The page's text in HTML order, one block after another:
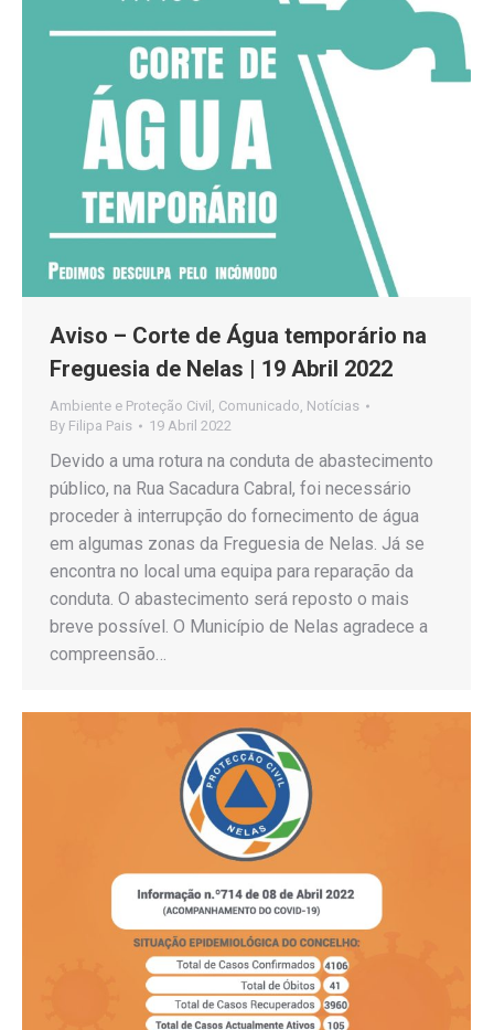
Aviso – Corte de Água temporário na
Freguesia de Nelas | 19 Abril 2022
Ambiente e Proteção Civil Comunicado Notícias
By Filipa Pais 19 Abril 2022
Devido a uma rotura na conduta de abastecimento
público, na Rua Sacadura Cabral, foi necessário
proceder à interrupção do fornecimento de água
em algumas zonas da Freguesia de Nelas. Já se
encontra no local uma equipa para reparação da
conduta. O abastecimento será reposto o mais
breve possível. O Município de Nelas agradece a
compreensão…